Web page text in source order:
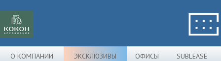
О КОМПАНИИ ЭКСКЛЮЗИВЫ ОФИСЫ SUBLEASE